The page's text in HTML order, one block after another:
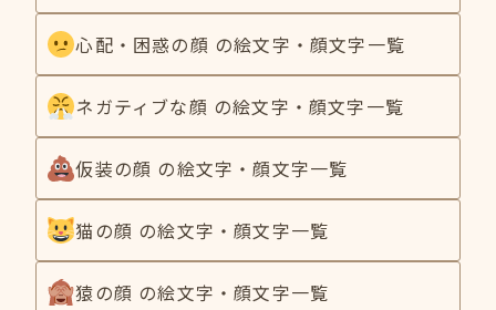
心配・困惑の顔 の絵文字・顔文字一覧
ネガティブな顔 の絵文字・顔文字一覧
仮装の顔 の絵文字・顔文字一覧
猫の顔 の絵文字・顔文字一覧
猿の顔 の絵文字・顔文字一覧